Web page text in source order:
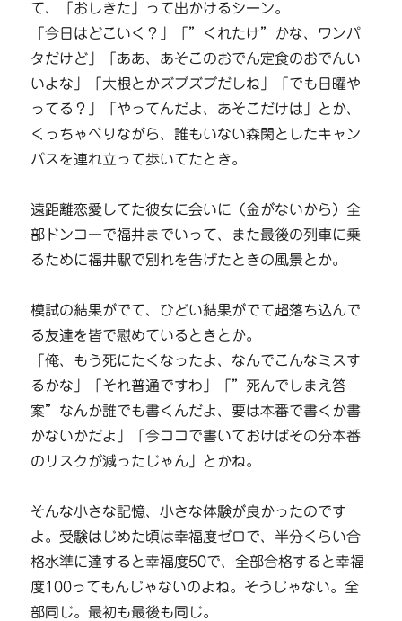
て、「おしきた」って出かけるシーン。
「今日はどこいく？」「”くれたけ”かな、ワンパ
タだけど」「ああ、あそこのおでん定食のおでんい
いよな」「大根とかズブズブだしね」「でも日曜や
ってる？」「やってんだよ、あそこだけは」とか、
くっちゃべりながら、誰もいない森閑としたキャン
パスを連れ立って歩いてたとき。
遠距離恋愛してた彼女に会いに（金がないから）全
部ドンコーで福井までいって、また最後の列車に乗
るために福井駅で別れを告げたときの風景とか。
模試の結果がでて、ひどい結果がでて超落ち込んで
る友達を皆で慰めているときとか。
「俺、もう死にたくなったよ、なんでこんなミスす
るかな」「それ普通ですわ」「”死んでしまえ答
案”なんか誰でも書くんだよ、要は本番で書くか書
かないかだよ」「今ココで書いておけばその分本番
のリスクが減ったじゃん」とかね。
そんな小さな記憶、小さな体験が良かったのです
よ。受験はじめた頃は幸福度ゼロで、半分くらい合
格水準に達すると幸福度50で、全部合格すると幸福
度100ってもんじゃないのよね。そうじゃない。全
部同じ。最初も最後も同じ。